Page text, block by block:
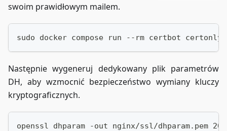
swoim prawidłowym mailem.
sudo docker compose run --rm certbot
Następnie wygeneruj dedykowany plik parametrów
DH, aby wzmocnić bezpieczeństwo wymiany kluczy
kryptograficznych.
openssl dhparam -out nginx/ssl/dhparam.pem